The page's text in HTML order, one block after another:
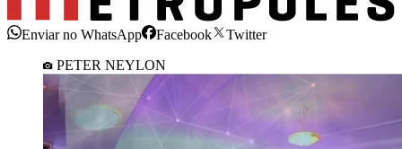
Enviar no WhatsApp Facebook
Twitter
PETER NEYLON